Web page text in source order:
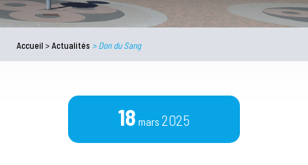
Accueil >Actualités >Don du Sang
18 mars 2025